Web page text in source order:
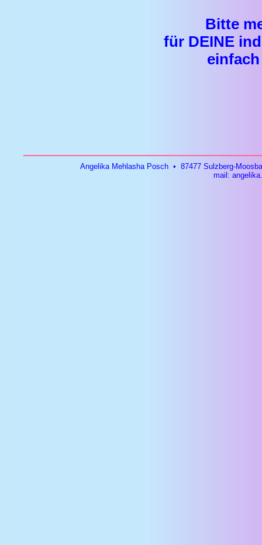
Bitte
für DEINE
Angelika Mehlasha Posch • 87477 Sulzberg-
mail: